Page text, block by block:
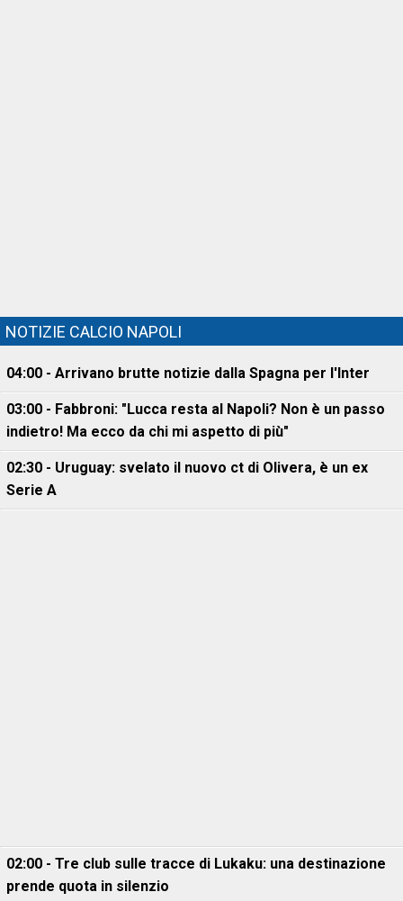
NOTIZIE CALCIO NAPOLI
04:00 - Arrivano brutte notizie dalla Spagna per l'Inter
03:00 - Fabbroni: "Lucca resta al Napoli? Non è un passo
indietro! Ma ecco da chi mi aspetto di più"
02:30 - Uruguay: svelato il nuovo ct di Olivera, è un ex
Serie A
02:00 - Tre club sulle tracce di Lukaku: una destinazione
prende quota in silenzio